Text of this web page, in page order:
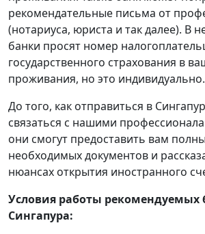
рекомендательные письма от
(нотариуса, юриста и так далее). В
банки просят номер
государственного страхования в
проживания, но это индивидуально.
До того, как отправиться в
связаться с нашими
они смогут предоставить вам
необходимых документов и
нюансах открытия иностранного
Условия работы рекомендуемых
Сингапура: